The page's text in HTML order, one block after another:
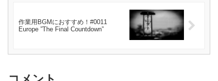
作業用BGMにおすすめ！#0011
Europe ”The Final Countdown”